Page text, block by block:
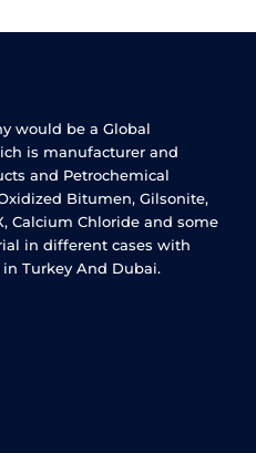
would be a Global
is manufacturer and
and Petrochemical
Bitumen, Gilsonite,
Calcium Chloride and some
in different cases with
Turkey And Dubai.